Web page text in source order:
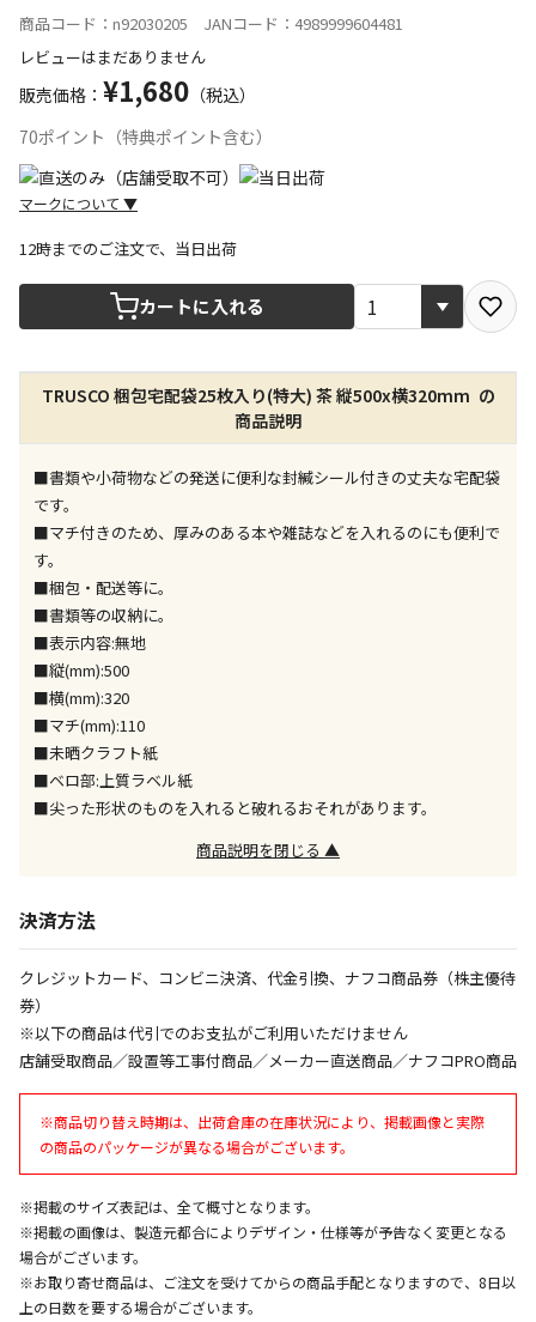
商品コード：n92030205 JANコード：4989999604481
レビューはまだありません
販売価格： ¥1,680 （税込）
70ポイント（特典ポイント含む）
マークについて ▼
宅配や店舗受取を選択できる商品です
店舗のみで受取できる商品です（宅配便でのお届けが
できません）
※同時購入の商品は、全て同じ店舗での受取となりま
す
特定の店舗のみで受取ができる商品です（宅配便での
※同時購入の商品は、全て同じ店舗での受取となりま
委託業者によりお届けする商品です
※ほか商品との同時購入はできません。お手数です
が、ご購入手続きを分けてお買い求めください
※支払い方法の代金引換は選択できません。
※電話注文はできません。
宅配のみでお届けする商品です（店舗受取は選択でき
ません）
※「宅配・店舗受取」「宅配のみ」マークの商品のみ
同時購入が可能です
午前9時までのご注文確定した商品については、当日に
は、休業明けからの出荷対応となります。
設置工事代金も含まれた商品です
お見積商品です。金額・施工日はお打ち合わせの上、
決定となります。
お見積商品です。金額・施工日はお打ち合わせの上、
決定となります。
12時までのご注文で、当日出荷
カートに入れる
TRUSCO 梱包宅配袋25枚入り(特大) 茶 縦500x横320mm の
商品説明
■書類や小荷物などの発送に便利な封緘シール付きの丈夫な宅配袋
です。
■マチ付きのため、厚みのある本や雑誌などを入れるのにも便利で
す。
■梱包・配送等に。
■書類等の収納に。
■表示内容:無地
■縦(mm):500
■横(mm):320
■マチ(mm):110
■未晒クラフト紙
■ベロ部:上質ラベル紙
■尖った形状のものを入れると破れるおそれがあります。
商品説明を閉じる ▲
決済方法
クレジットカード、コンビニ決済、代金引換、ナフコ商品券（株主優待
券）
※以下の商品は代引でのお支払がご利用いただけません
店舗受取商品／設置等工事付商品／メーカー直送商品／ナフコPRO商品
※商品切り替え時期は、出荷倉庫の在庫状況により、掲載画像と実際
の商品のパッケージが異なる場合がございます。
※掲載のサイズ表記は、全て概寸となります。
※掲載の画像は、製造元都合によりデザイン・仕様等が予告なく変更となる
場合がございます。
※お取り寄せ商品は、ご注文を受けてからの商品手配となりますので、8日以
上の日数を要する場合がございます。